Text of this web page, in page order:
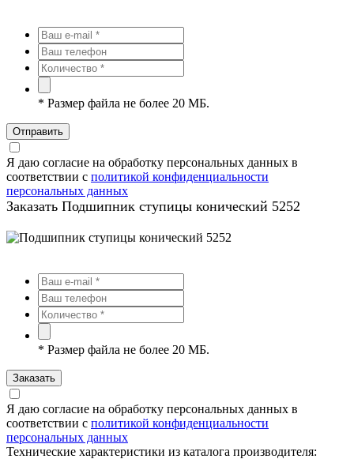
* Размер файла не более 20 МБ.
Отправить
Я даю согласие на обработку персональных данных в
соответствии с политикой конфиденциальности
персональных данных
Заказать Подшипник ступицы конический 5252
* Размер файла не более 20 МБ.
Заказать
Я даю согласие на обработку персональных данных в
соответствии с политикой конфиденциальности
персональных данных
Технические характеристики из каталога производителя: